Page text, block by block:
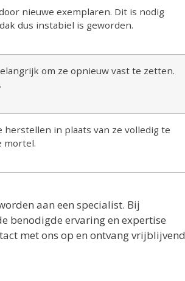
nieuwe exemplaren. Dit is nodig
dus instabiel is geworden.
om ze opnieuw vast te zetten.
in plaats van ze volledig te
mortel.
aan een specialist. Bij
benodigde ervaring en expertise
met ons op en ontvang vrijblijvend